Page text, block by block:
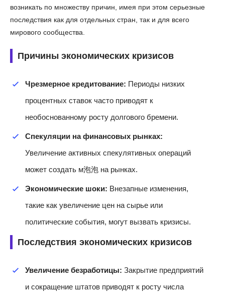
возникать по множеству причин, имея при этом серьезные
последствия как для отдельных стран, так и для всего
мирового сообщества.
Причины экономических кризисов
Чрезмерное кредитование: Периоды низких
процентных ставок часто приводят к
необоснованному росту долгового бремени.
Спекуляции на финансовых рынках:
Увеличение активных спекулятивных операций
может создать м泡泡 на рынках.
Экономические шоки: Внезапные изменения,
такие как увеличение цен на сырье или
политические события, могут вызвать кризисы.
Последствия экономических кризисов
Увеличение безработицы: Закрытие предприятий
и сокращение штатов приводят к росту числа